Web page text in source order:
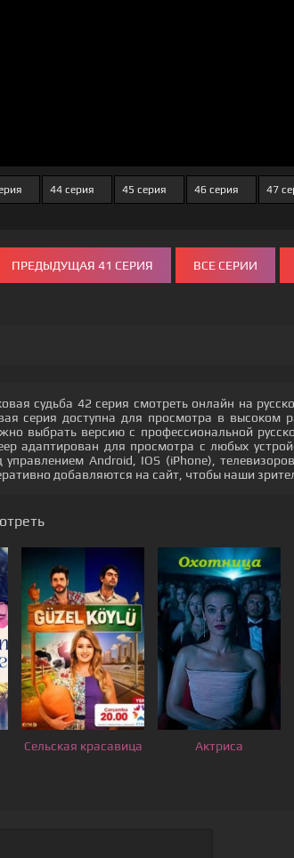
44 серия 45 серия 46 серия 47
ПРЕДЫДУЩАЯ 41 СЕРИЯ ВСЕ СЕРИИ
судьба 42 серия смотреть онлайн на
серия доступна для просмотра в высоком
выбрать версию с профессиональной
адаптирован для просмотра с любых
управлением Android, IOS (iPhone),
добавляются на сайт, чтобы наши
Сельская красавица Актриса